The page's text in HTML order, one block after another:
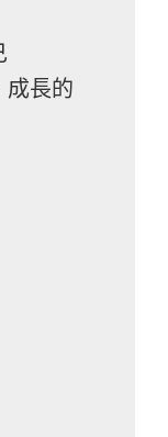
成長的